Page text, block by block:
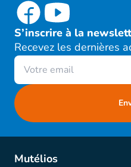
S’inscrire à la
Recevez les dernières
Mutélios